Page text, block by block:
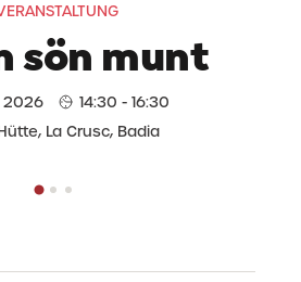
sön munt
2026
14:30 - 16:30
La Crusc, Badia